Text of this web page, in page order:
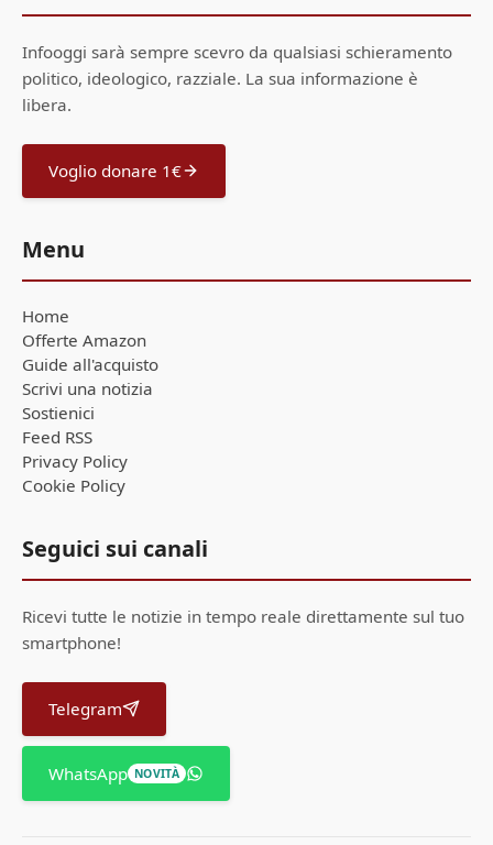
Infooggi sarà sempre scevro da qualsiasi schieramento
politico, ideologico, razziale. La sua informazione è
libera.
Voglio donare 1€
Menu
Home
Offerte Amazon
Guide all'acquisto
Scrivi una notizia
Sostienici
Feed RSS
Privacy Policy
Cookie Policy
Seguici sui canali
Ricevi tutte le notizie in tempo reale direttamente sul tuo
smartphone!
Telegram
WhatsApp NOVITÀ